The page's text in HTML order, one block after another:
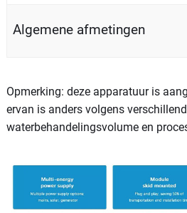
Algemene afmetingen
Opmerking: deze apparatuur is
ervan is anders volgens
waterbehandelingsvolume en